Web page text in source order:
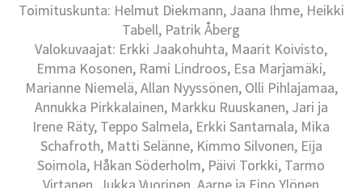
Toimituskunta: Helmut Diekmann, Jaana Ihme, Heikki
Tabell, Patrik Åberg
Valokuvaajat: Erkki Jaakohuhta, Maarit Koivisto,
Emma Kosonen, Rami Lindroos, Esa Marjamäki,
Marianne Niemelä, Allan Nyyssönen, Olli Pihlajamaa,
Annukka Pirkkalainen, Markku Ruuskanen, Jari ja
Irene Räty, Teppo Salmela, Erkki Santamala, Mika
Schafroth, Matti Selänne, Kimmo Silvonen, Eija
Soimola, Håkan Söderholm, Päivi Torkki, Tarmo